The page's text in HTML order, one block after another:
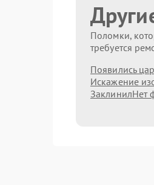
Поломки,
требуется
Появились
Искажение
ЗаклинилНет